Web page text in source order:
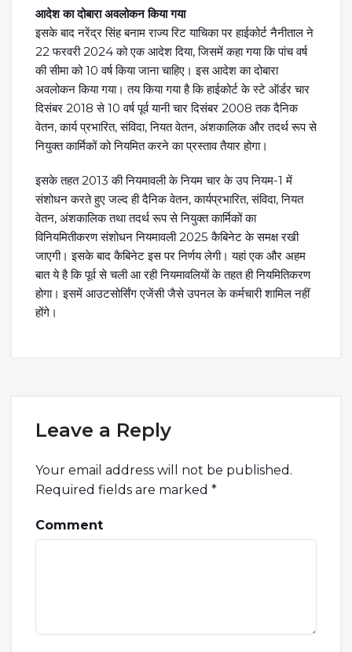
आदेश का दोबारा अवलोकन किया गया
इसके बाद नरेंद्र सिंह बनाम राज्य रिट याचिका पर हाईकोर्ट नैनीताल ने
22 फरवरी 2024 को एक आदेश दिया, जिसमें कहा गया कि पांच वर्ष
की सीमा को 10 वर्ष किया जाना चाहिए। इस आदेश का दोबारा
अवलोकन किया गया। तय किया गया है कि हाईकोर्ट के स्टे ऑर्डर चार
दिसंबर 2018 से 10 वर्ष पूर्व यानी चार दिसंबर 2008 तक दैनिक
वेतन, कार्य प्रभारित, संविदा, नियत वेतन, अंशकालिक और तदर्थ रूप से
नियुक्त कार्मिकों को नियमित करने का प्रस्ताव तैयार होगा।
इसके तहत 2013 की नियमावली के नियम चार के उप नियम-1 में
संशोधन करते हुए जल्द ही दैनिक वेतन, कार्यप्रभारित, संविदा, नियत
वेतन, अंशकालिक तथा तदर्थ रूप से नियुक्त कार्मिकों का
विनियमितीकरण संशोधन नियमावली 2025 कैबिनेट के समक्ष रखी
जाएगी। इसके बाद कैबिनेट इस पर निर्णय लेगी। यहां एक और अहम
बात ये है कि पूर्व से चली आ रही नियमावलियों के तहत ही नियमितिकरण
होगा। इसमें आउटसोर्सिंग एजेंसी जैसे उपनल के कर्मचारी शामिल नहीं
होंगे।
Leave a Reply
Your email address will not be published.
Required fields are marked *
Comment